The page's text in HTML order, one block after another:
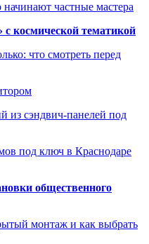
частные мастера
с космической тематикой
что смотреть перед
из сэндвич-панелей под
под ключ в Краснодаре
общественного
монтаж и как выбрать